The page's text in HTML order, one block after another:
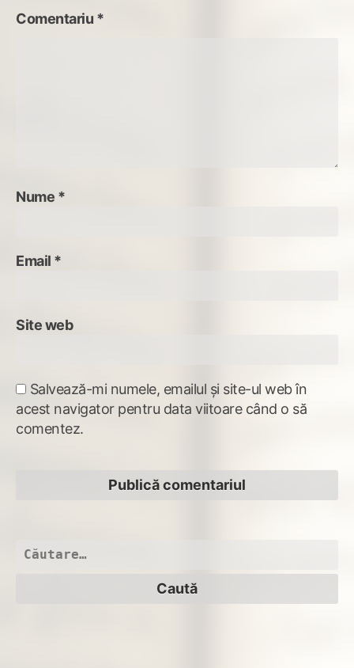
Comentariu *
Nume *
Email *
Site web
Salvează-mi numele, emailul și site-ul web în
acest navigator pentru data viitoare când o să
comentez.
Caută